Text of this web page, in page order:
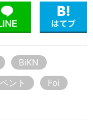
BiKN
ント
Foi